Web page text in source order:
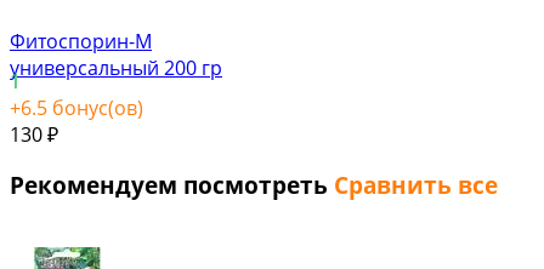
Фитоспорин-М
универсальный 200 гр
1
+6.5 бонус(ов)
130 ₽
Рекомендуем посмотреть Сравнить все